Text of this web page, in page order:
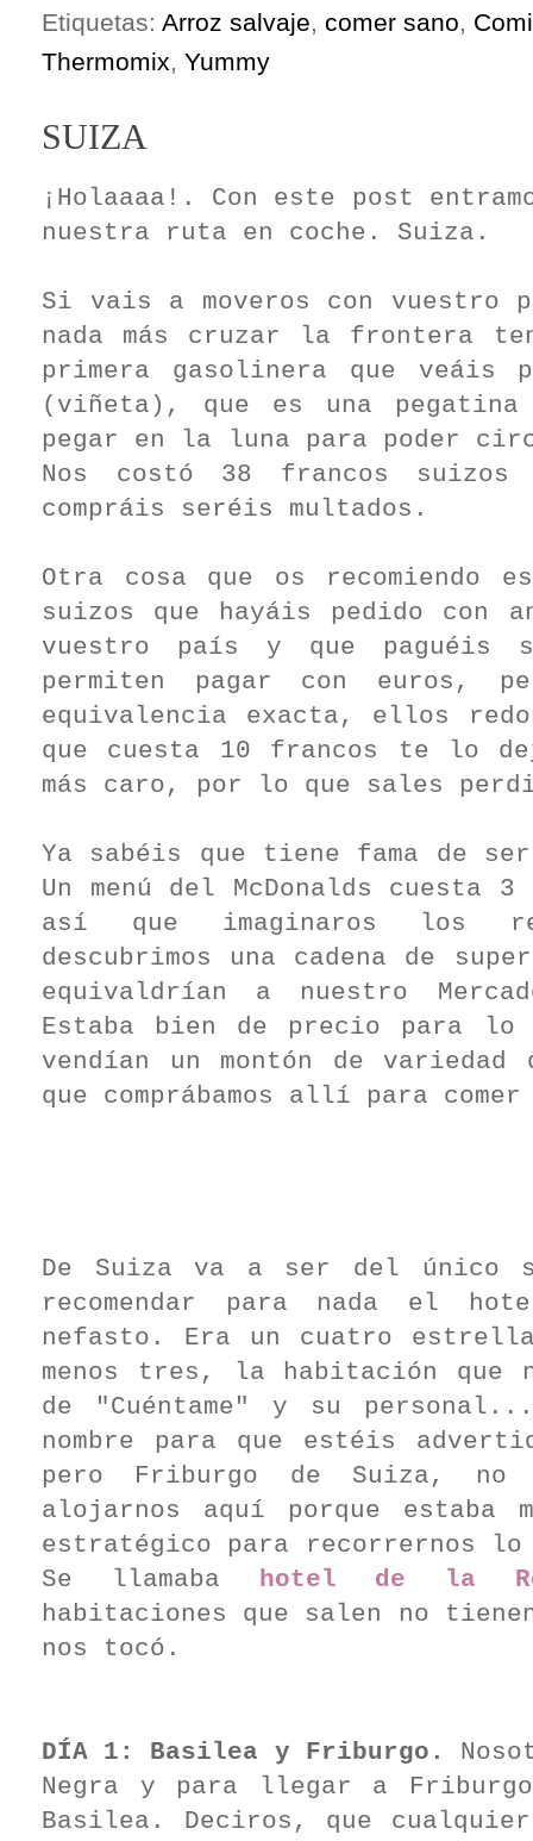
Etiquetas: Arroz salvaje, comer sano,
Thermomix, Yummy
SUIZA
¡Holaaaa!. Con este post
nuestra ruta en coche. Suiza.
Si vais a moveros con vuestro
nada más cruzar la frontera
primera gasolinera que veáis
(viñeta), que es una
pegar en la luna para poder
Nos costó 38 francos
compráis seréis multados.
Otra cosa que os recomiendo
suizos que hayáis pedido con
vuestro país y que paguéis
permiten pagar con euros,
equivalencia exacta, ellos
que cuesta 10 francos te lo
más caro, por lo que sales
Ya sabéis que tiene fama de
Un menú del McDonalds cuesta
así que imaginaros los
descubrimos una cadena de
equivaldrían a nuestro
Estaba bien de precio para lo
vendían un montón de variedad
que comprábamos allí para
De Suiza va a ser del único
recomendar para nada el
nefasto. Era un cuatro
menos tres, la habitación que
de "Cuéntame" y su personal...
nombre para que estéis
pero Friburgo de Suiza, no
alojarnos aquí porque estaba
estratégico para recorrernos
Se llamaba hotel de la
habitaciones que salen no
nos tocó.
DÍA 1: Basilea y Friburgo.
Negra y para llegar a
Basilea. Deciros, que